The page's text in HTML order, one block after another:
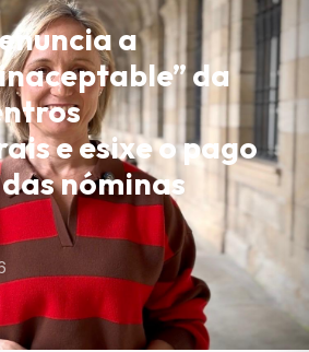
a
da
e esixe o pago
nóminas